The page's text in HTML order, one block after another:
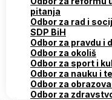
pitanja
Odbor za rad i
SDP BiH
Odbor za pravdu i
Odbor za okoliš
Odbor za sport i
Odbor za nauku i
Odbor za
Odbor za